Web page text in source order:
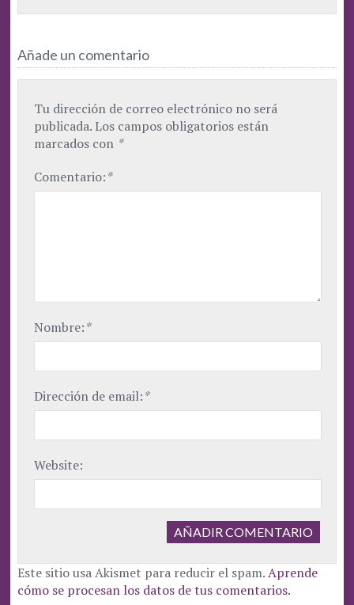
Añade un comentario
Tu dirección de correo electrónico no será
publicada.Los campos obligatorios están
marcados con *
Comentario:*
Nombre:*
Dirección de email:*
Website:
Este sitio usa Akismet para reducir el spam.Aprende
cómo se procesan los datos de tus comentarios.